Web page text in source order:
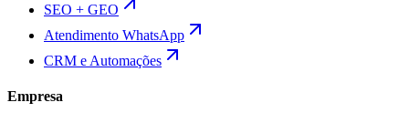
SEO + GEO
Atendimento WhatsApp
CRM e Automações
Empresa